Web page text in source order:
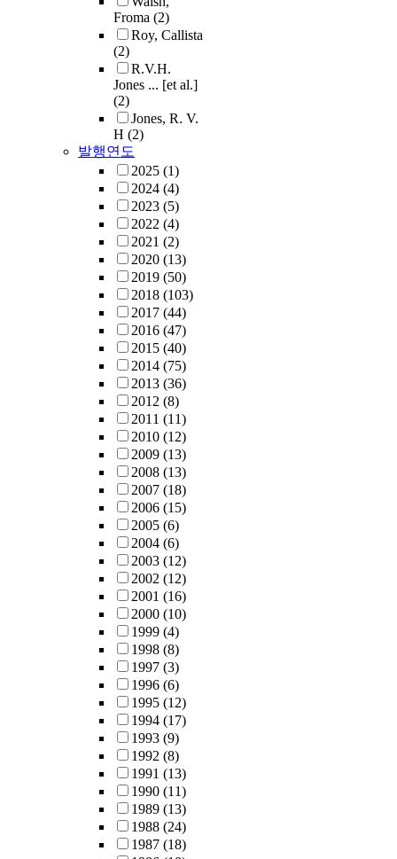
Froma (2)
Roy, Callista
(2)
R.V.H.
Jones ... [et al.]
(2)
Jones, R. V.
H (2)
발행연도
2025 (1)
2024 (4)
2023 (5)
2022 (4)
2021 (2)
2020 (13)
2019 (50)
2018 (103)
2017 (44)
2016 (47)
2015 (40)
2014 (75)
2013 (36)
2012 (8)
2011 (11)
2010 (12)
2009 (13)
2008 (13)
2007 (18)
2006 (15)
2005 (6)
2004 (6)
2003 (12)
2002 (12)
2001 (16)
2000 (10)
1999 (4)
1998 (8)
1997 (3)
1996 (6)
1995 (12)
1994 (17)
1993 (9)
1992 (8)
1991 (13)
1990 (11)
1989 (13)
1988 (24)
1987 (18)